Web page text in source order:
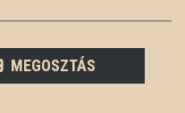
MEGOSZTÁS